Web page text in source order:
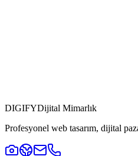
DIGIFYDijital Mimarlık
Profesyonel web tasarım, dijital